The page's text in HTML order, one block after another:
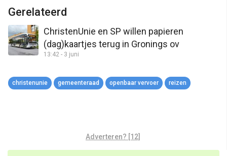
Gerelateerd
ChristenUnie en SP willen papieren
(dag)kaartjes terug in Gronings ov
13:42 - 3 juni
christenunie gemeenteraad openbaar vervoer reizen
Adverteren? [12]